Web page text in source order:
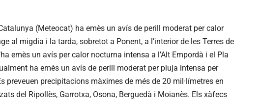
(Meteocat) ha emès un avís de perill moderat per calor
al migdia i la tarda, sobretot a Ponent, a l’interior de les Terres de
emès un avís per calor nocturna intensa a l’Alt Empordà i el Pla
ha emès un avís de perill moderat per pluja intensa per
preveuen precipitacions màximes de més de 20 mil·límetres en
del Ripollès, Garrotxa, Osona, Berguedà i Moianès. Els xàfecs